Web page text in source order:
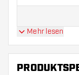
Mehr lesen